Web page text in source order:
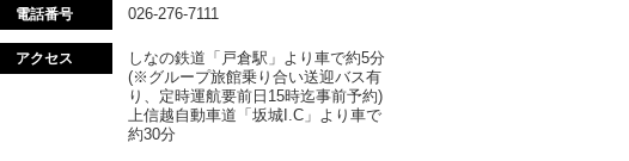
電話番号 026-276-7111
アクセス
しなの鉄道「戸倉駅」より車で約5分
(※グループ旅館乗り合い送迎バス有
り、定時運航要前日15時迄事前予約)
上信越自動車道「坂城I.C」より車で
約30分